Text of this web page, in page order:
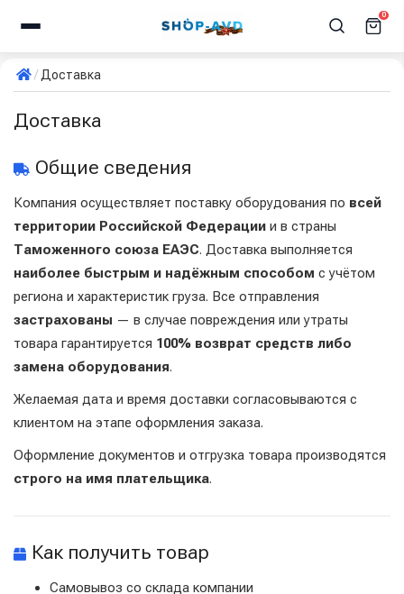
0
Доставка
Доставка
Общие сведения
Компания осуществляет поставку оборудования по всей
территории Российской Федерации и в страны
Таможенного союза ЕАЭС. Доставка выполняется
наиболее быстрым и надёжным способом с учётом
региона и характеристик груза. Все отправления
застрахованы — в случае повреждения или утраты
товара гарантируется 100% возврат средств либо
замена оборудования.
Желаемая дата и время доставки согласовываются с
клиентом на этапе оформления заказа.
Оформление документов и отгрузка товара производятся
строго на имя плательщика.
Как получить товар
Самовывоз со склада компании